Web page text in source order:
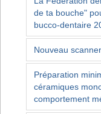
de ta bouche"
bucco-dentaire
Nouveau
Préparation
céramiques
comportement